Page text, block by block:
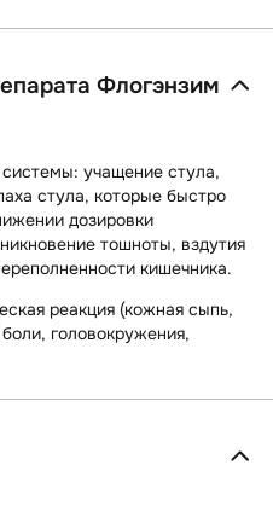
Флогэнзим
учащение стула,
стула, которые быстро
дозировки
тошноты, вздутия
кишечника.
реакция (кожная сыпь,
головокружения,